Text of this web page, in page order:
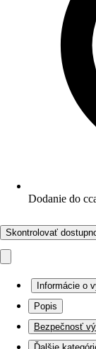
Dodanie do
Skontrolovať
Informácie o
Popis
Bezpečnosť